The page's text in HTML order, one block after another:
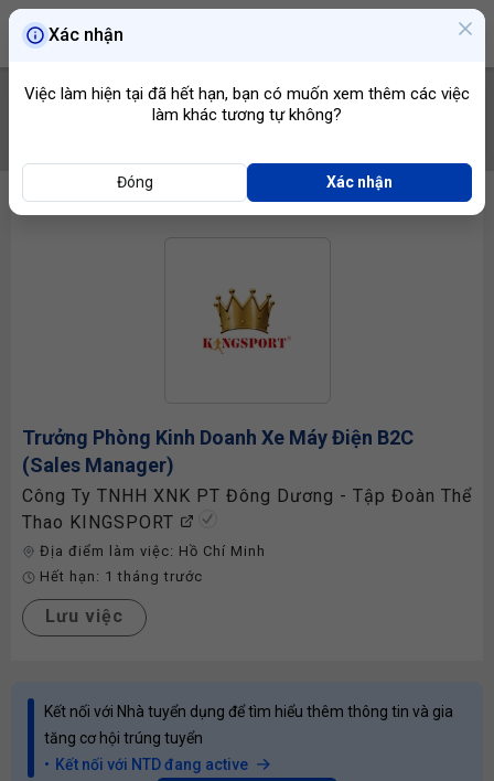
Trưởng Phòng Kinh Doanh Xe Máy Điện B2C
(Sales Manager)
Công Ty TNHH XNK PT Đông Dương - Tập Đoàn Thể
Thao KINGSPORT
Địa điểm làm việc: Hồ Chí Minh
Hết hạn: 1 tháng trước
Lưu việc
Kết nối với Nhà tuyển dụng để tìm hiểu thêm thông tin và gia
tăng cơ hội trúng tuyển
Kết nối với NTD đang active
Xác nhận
Việc làm hiện tại đã hết hạn, bạn có muốn xem thêm các việc
làm khác tương tự không?
Đóng Xác nhận